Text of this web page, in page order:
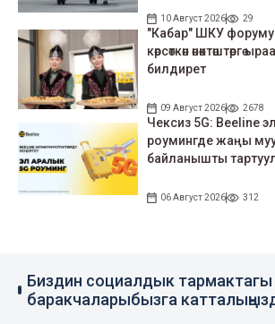
10 Август 2026 29
"Кабар" ШКУ форумун
көрсөткөн өнөктөштөргө
билдирет
09 Август 2026 2678
Чексиз 5G: Beeline
роумингде жаңы
байланышты
06 Август 2026 312
Биздин социалдык тармактагы
баракчаларыбызга